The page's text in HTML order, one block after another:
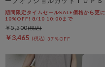
期間限定タイムセールSALE価格から更に
10%OFF! 8/10 10:00まで
￥3,465 37％OFF
￥5,500